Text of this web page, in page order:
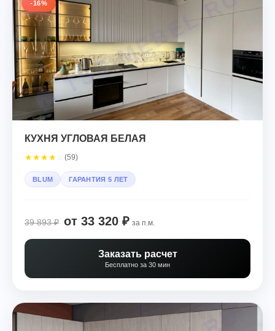
-16%
КУХНЯ УГЛОВАЯ БЕЛАЯ
★★★★ (59)
BLUM ГАРАНТИЯ 5 ЛЕТ
39 893 ₽ от 33 320 ₽ за п.м.
Заказать расчет
Бесплатно за 30 мин